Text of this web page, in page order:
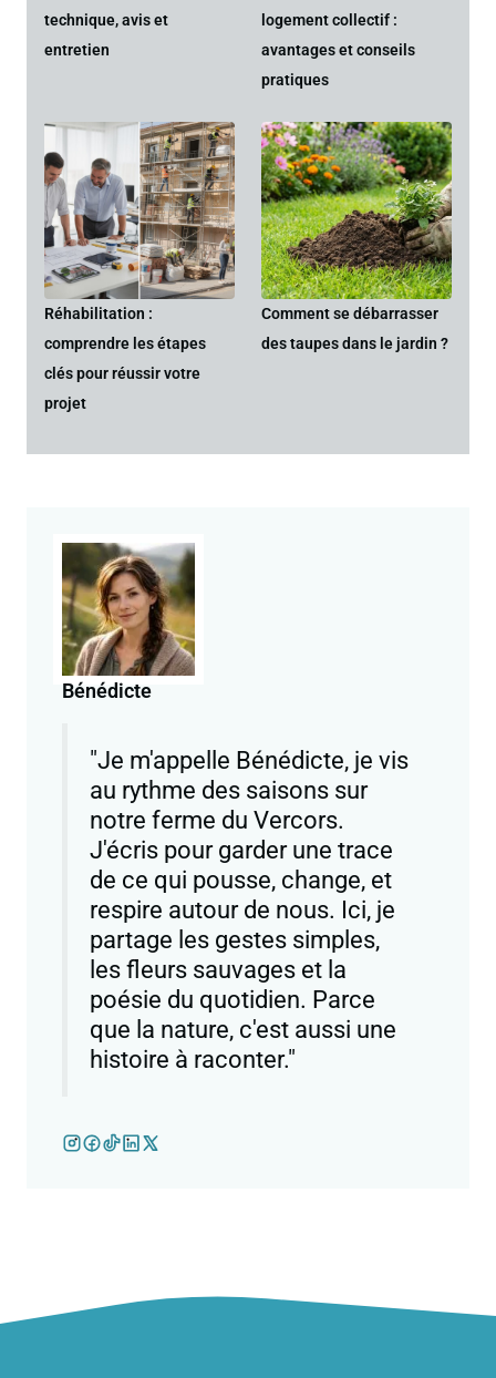
technique, avis et
entretien
logement collectif :
avantages et conseils
pratiques
Réhabilitation :
comprendre les étapes
clés pour réussir votre
projet
Comment se débarrasser
des taupes dans le jardin ?
Bénédicte
"Je m'appelle Bénédicte, je vis
au rythme des saisons sur
notre ferme du Vercors.
J'écris pour garder une trace
de ce qui pousse, change, et
respire autour de nous. Ici, je
partage les gestes simples,
les fleurs sauvages et la
poésie du quotidien. Parce
que la nature, c'est aussi une
histoire à raconter."